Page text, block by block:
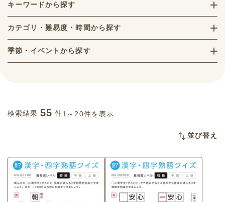
キーワードから探す
カテゴリ・難易度・時間から探す
季節・イベントから探す
検索結果 55 件1～20件を表示
並び替え